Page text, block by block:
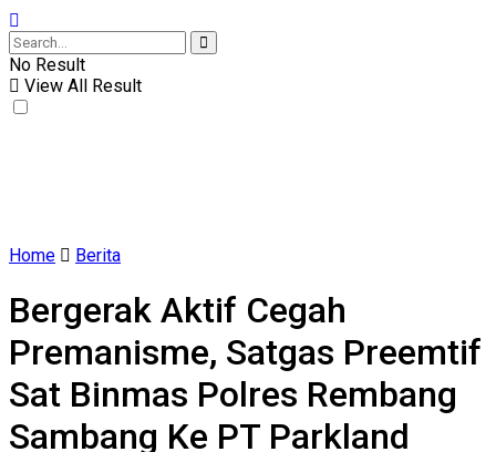
No Result
View All Result
Home Berita
Bergerak Aktif Cegah
Premanisme, Satgas Preemtif
Sat Binmas Polres Rembang
Sambang Ke PT Parkland